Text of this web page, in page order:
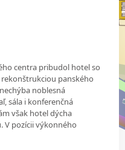
centra pribudol hotel so
panského
noblesná
sála i konferenčná
však hotel dýcha
pozícii výkonného